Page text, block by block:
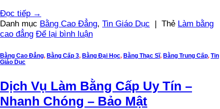
Đọc tiếp →
Danh mục Bằng Cao Đẳng, Tin Giáo Dục | Thẻ Làm bằng
cao đẳng Để lại bình luận
Bằng Cao Đẳng, Bằng Cấp 3, Bằng Đại Học, Bằng Thạc Sĩ, Bằng Trung Cấp, Tin
Giáo Dục
Dịch Vụ Làm Bằng Cấp Uy Tín –
Nhanh Chóng – Bảo Mật